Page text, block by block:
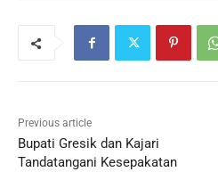
Previous article
Bupati Gresik dan Kajari
Tandatangani Kesepakatan